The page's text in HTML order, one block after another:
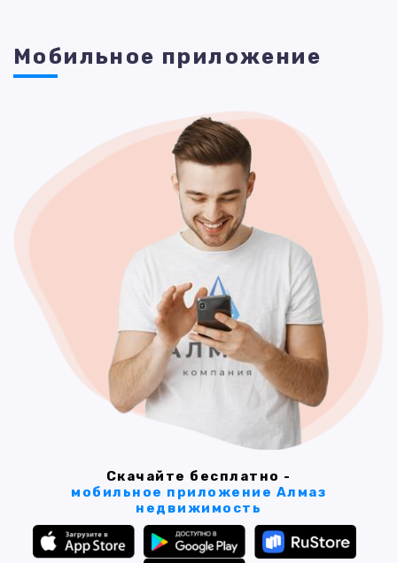
Мобильное приложение
Скачайте бесплатно -
мобильное приложение Алмаз
недвижимость